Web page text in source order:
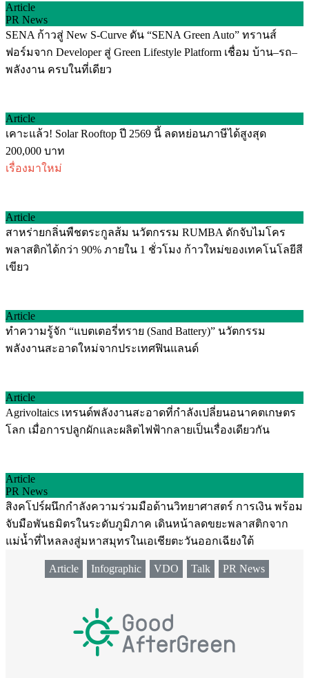
Article
PR News
SENA ก้าวสู่ New S-Curve ดัน “SENA Green Auto” ทรานส์
ฟอร์มจาก Developer สู่ Green Lifestyle Platform เชื่อม บ้าน–รถ–
พลังงาน ครบในที่เดียว
Article
เคาะแล้ว! Solar Rooftop ปี 2569 นี้ ลดหย่อนภาษีได้สูงสุด
200,000 บาท
เรื่องมาใหม่
Article
สาหร่ายกลิ่นพืชตระกูลส้ม นวัตกรรม RUMBA ดักจับไมโคร
พลาสติกได้กว่า 90% ภายใน 1 ชั่วโมง ก้าวใหม่ของเทคโนโลยีสี
เขียว
Article
ทำความรู้จัก “แบตเตอรี่ทราย (Sand Battery)” นวัตกรรม
พลังงานสะอาดใหม่จากประเทศฟินแลนด์
Article
Agrivoltaics เทรนด์พลังงานสะอาดที่กำลังเปลี่ยนอนาคตเกษตร
โลก เมื่อการปลูกผักและผลิตไฟฟ้ากลายเป็นเรื่องเดียวกัน
Article
PR News
สิงคโปร์ผนึกกำลังความร่วมมือด้านวิทยาศาสตร์ การเงิน พร้อม
จับมือพันธมิตรในระดับภูมิภาค เดินหน้าลดขยะพลาสติกจาก
แม่น้ำที่ไหลลงสู่มหาสมุทรในเอเชียตะวันออกเฉียงใต้
Article Infographic VDO Talk PR News